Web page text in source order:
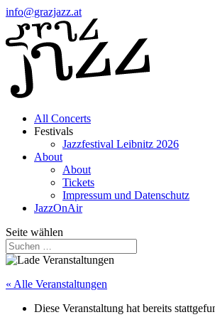
info@grazjazz.at
All Concerts
Festivals
Jazzfestival Leibnitz 2026
About
About
Tickets
Impressum und Datenschutz
JazzOnAir
Seite wählen
« Alle Veranstaltungen
Diese Veranstaltung hat bereits